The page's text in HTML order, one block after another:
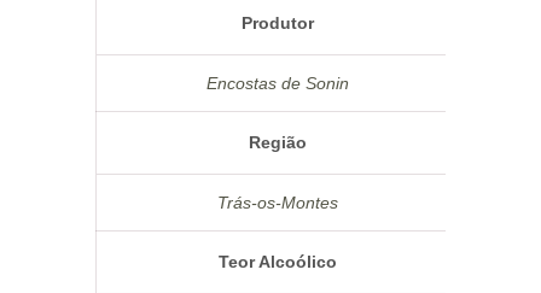
Produtor
Encostas de Sonin
Região
Trás-os-Montes
Teor Alcoólico